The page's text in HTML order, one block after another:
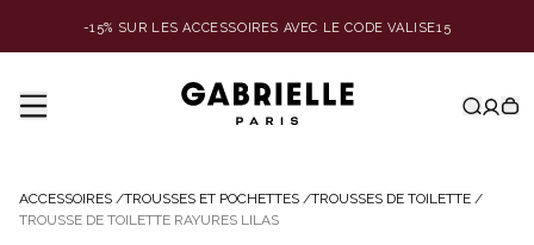
-15% SUR LES ACCESSOIRES AVEC LE CODE VALISE15
ACCESSOIRES /TROUSSES ET POCHETTES /TROUSSES DE TOILETTE /
TROUSSE DE TOILETTE RAYURES LILAS